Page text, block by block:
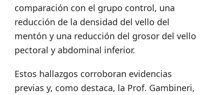
comparación con el grupo control, una
reducción de la densidad del vello del
mentón y una reducción del grosor del vello
pectoral y abdominal inferior.
Estos hallazgos corroboran evidencias
previas y, como destaca, la Prof. Gambineri,